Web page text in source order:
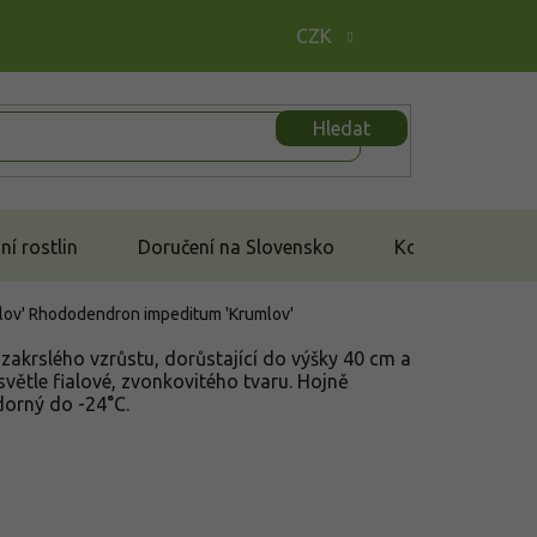
CZK
Hledat
rostlin Doručení na Slovensko Kontakt
Rhododendron impeditum 'Krumlov'
vzrůstu, dorůstající do výšky 40 cm a
fialové, zvonkovitého tvaru. Hojně
do -24°C.